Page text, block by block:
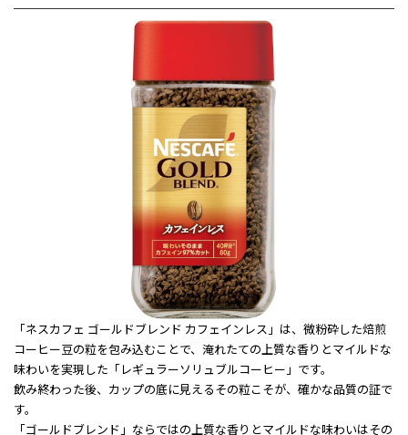
「ネスカフェ ゴールドブレンド カフェインレス」は、微粉砕した焙煎
コーヒー豆の粒を包み込むことで、淹れたての上質な香りとマイルドな
味わいを実現した「レギュラーソリュブルコーヒー」です。
飲み終わった後、カップの底に見えるその粒こそが、確かな品質の証で
す。
「ゴールドブレンド」ならではの上質な香りとマイルドな味わいはその